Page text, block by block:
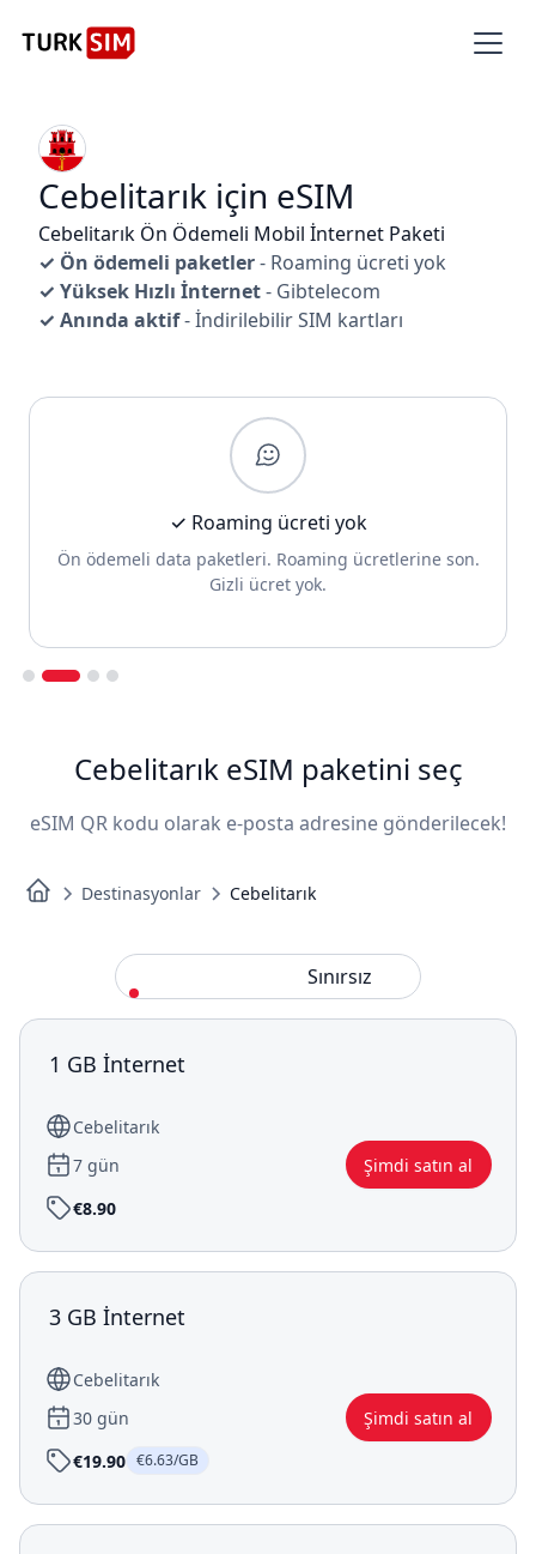
Cebelitarık için eSIM
Cebelitarık Ön Ödemeli Mobil İnternet Paketi
✓ Ön ödemeli paketler- Roaming ücreti yok
✓ Yüksek Hızlı İnternet- Gibtelecom
✓ Anında aktif- İndirilebilir SIM kartları
✓ Roaming ücreti yok
Ön ödemeli data paketleri. Roaming ücretlerine son.
Gizli ücret yok.
Cebelitarık eSIM paketini seç
eSIM QR kodu olarak e-posta adresine gönderilecek!
Destinasyonlar Cebelitarık
Sınırsız
1 GB İnternet
Cebelitarık
7 gün
Şimdi satın al
€8.90
3 GB İnternet
Cebelitarık
30 gün
Şimdi satın al
€19.90 €6.63/GB